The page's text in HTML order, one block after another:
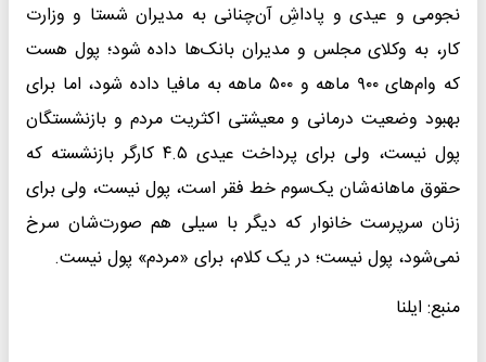
نجومی و عیدی و پاداشِ آن‌چنانی به مدیران شستا و وزارت
کار، به وکلای مجلس و مدیران بانک‌ها داده شود؛ پول هست
که وام‌های ۹۰۰ ماهه و ۵۰۰ ماهه به مافیا داده شود، اما برای
بهبود وضعیت درمانی و معیشتی اکثریت مردم و بازنشستگان
پول نیست، ولی برای پرداخت عیدی ۴.۵ کارگر بازنشسته که
حقوق ماهانه‌شان یک‌سوم خط فقر است، پول نیست، ولی برای
زنان سرپرست خانوار که دیگر با سیلی هم صورت‌شان سرخ
نمی‌شود، پول نیست؛ در یک کلام، برای «مردم» پول نیست.
منبع: ایلنا